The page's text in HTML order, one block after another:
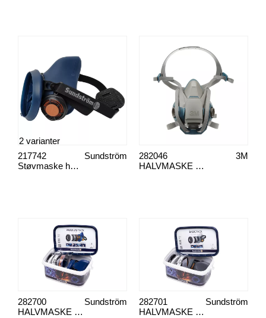
Støvmaske halv, sr 100 silikon
Sundström
217742
2 varianter
HALVMASKE 3M 6501QL LITEN
3M
282046
HALVMASKE SR-100 PREMIUM PAKKE
Sundström
282700
HALVMASKE SR-900 BASISPAKK
Sundström
282701